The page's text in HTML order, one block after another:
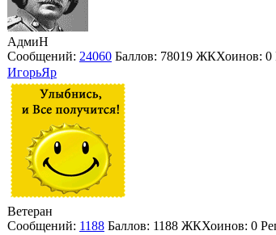
АдмиН
Сообщений: 24060 Баллов: 78019 ЖКХоинов: 0
ИгорьЯр
Ветеран
Сообщений: 1188 Баллов: 1188 ЖКХоинов: 0